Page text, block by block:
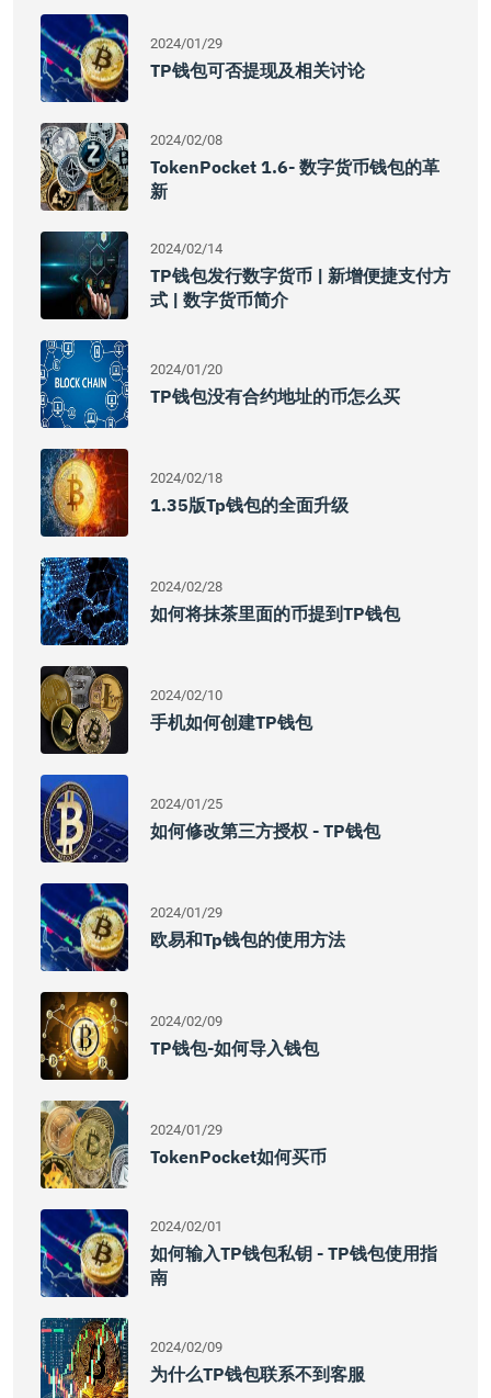
2024/01/29
TP钱包可否提现及相关讨论
2024/02/08
TokenPocket 1.6- 数字货币钱包的革
新
2024/02/14
TP钱包发行数字货币 | 新增便捷支付方
式 | 数字货币简介
2024/01/20
TP钱包没有合约地址的币怎么买
2024/02/18
1.35版tp钱包的全面升级
2024/02/28
如何将抹茶里面的币提到TP钱包
2024/02/10
手机如何创建TP钱包
2024/01/25
如何修改第三方授权 - TP钱包
2024/01/29
欧易和tp钱包的使用方法
2024/02/09
TP钱包-如何导入钱包
2024/01/29
TokenPocket如何买币
2024/02/01
如何输入TP钱包私钥 - TP钱包使用指
南
2024/02/09
为什么TP钱包联系不到客服